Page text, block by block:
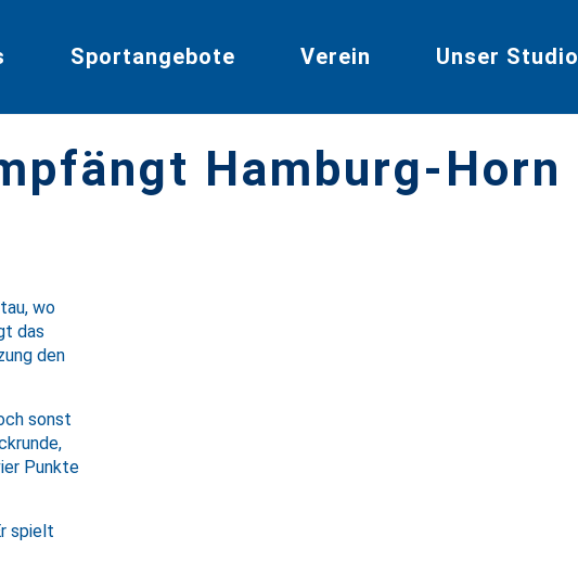
Sportangebote Verein Unser Studio
Hamburg-Horn
wo
das
den
sonst
Punkte
spielt